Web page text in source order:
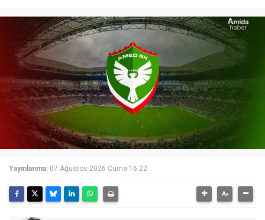
Yayınlanma: 07 Ağustos 2026 Cuma 16:22